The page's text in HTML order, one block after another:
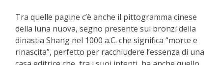
Tra quelle pagine c’è anche il pittogramma cinese
della luna nuova, segno presente sui bronzi della
dinastia Shang nel 1000 a.C. che significa “morte e
rinascita”, perfetto per racchiudere l’essenza di una